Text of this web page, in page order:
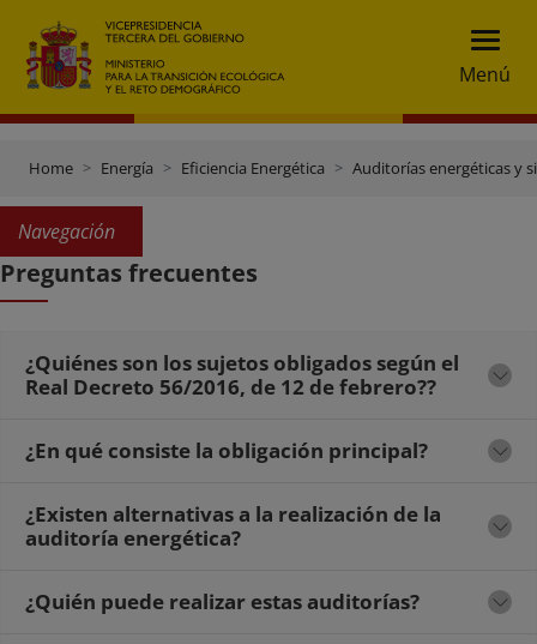
Menú
Home Energía Eficiencia Energética Auditorías energéticas y
Navegación
Preguntas frecuentes
¿Quiénes son los sujetos obligados según el
Real Decreto 56/2016, de 12 de febrero??
¿En qué consiste la obligación principal?
¿Existen alternativas a la realización de la
auditoría energética?
¿Quién puede realizar estas auditorías?